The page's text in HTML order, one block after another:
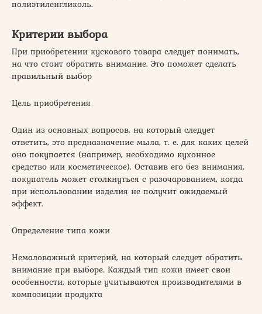
полиэтиленгликоль.
Критерии выбора
При приобретении кускового товара следует понимать,
на что стоит обратить внимание. Это поможет сделать
правильный выбор
Цель приобретения
Один из основных вопросов, на который следует
ответить, это предназначение мыла, т. е. для каких целей
оно покупается (например, необходимо кухонное
средство или косметическое). Оставив его без внимания,
покупатель может столкнуться с разочарованием, когда
при использовании изделия не получит ожидаемый
эффект.
Определение типа кожи
Немаловажный критерий, на который следует обратить
внимание при выборе. Каждый тип кожи имеет свои
особенности, которые учитываются производителями в
композиции продукта